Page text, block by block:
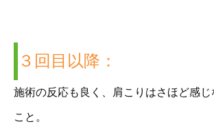
３回目以降：
施術の反応も良く、肩こりはさほど感
こと。